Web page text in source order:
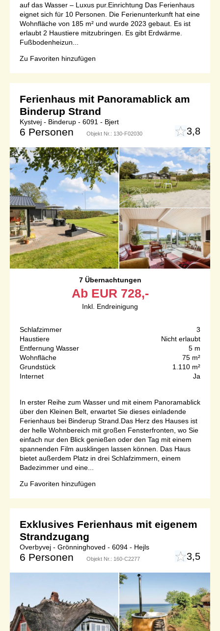
auf das Wasser – Luxus pur.Einrichtung Das Ferienhaus
eignet sich für 10 Personen. Die Ferienunterkunft hat eine
Wohnfläche von 185 m² und wurde 2023 gebaut. Es ist
erlaubt 2 Haustiere mitzubringen. Es gibt Erdwärme.
Fußbodenheizun...
Zu Favoriten hinzufügen
Ferienhaus mit Panoramablick am
Binderup Strand
Kystvej - Binderup - 6091 - Bjert
6 Personen Objekt Nr.: 130-F02030 3,8
7 Übernachtungen
Ab EUR 728,-
Inkl. Endreinigung
Schlafzimmer
3
Haustiere
Nicht erlaubt
Entfernung Wasser
5 m
Wohnfläche
75 m²
Grundstück
1.110 m²
Internet
Ja
In erster Reihe zum Wasser und mit einem Panoramablick
über den Kleinen Belt, erwartet Sie dieses einladende
Ferienhaus bei Binderup Strand.Das Herz des Hauses ist
der helle Wohnbereich mit großen Fensterfronten, wo Sie
einfach nur den Blick genießen oder den Tag mit einem
spannenden Film ausklingen lassen können. Das Haus
bietet außerdem Platz in drei Schlafzimmern, einem
Badezimmer und eine...
Zu Favoriten hinzufügen
Exklusives Ferienhaus mit eigenem
Strandzugang
Overbyvej - Grönninghoved - 6094 - Hejls
6 Personen Objekt Nr.: 160-C2277 3,5